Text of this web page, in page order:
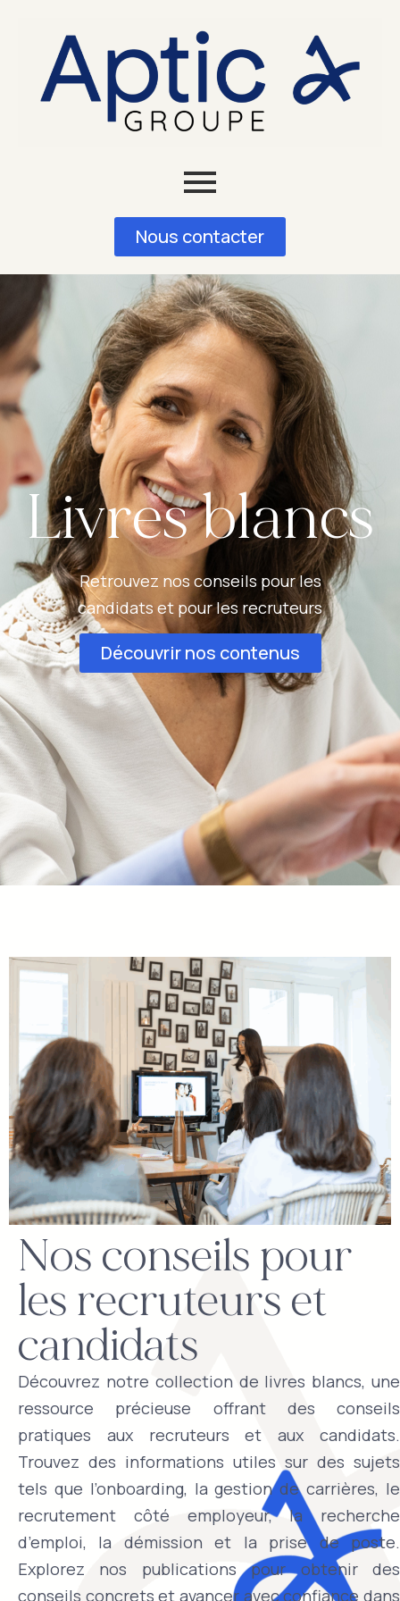
Nous contacter
Livres blancs
Retrouvez nos conseils pour les
candidats et pour les recruteurs
Découvrir nos contenus
Nos conseils pour
les recruteurs et
candidats
Découvrez notre collection de livres blancs, une
ressource précieuse offrant des conseils
pratiques aux recruteurs et aux candidats.
Trouvez des informations utiles sur des sujets
tels que l’onboarding, la gestion de carrières, le
recrutement côté employeur, la recherche
d’emploi, la démission et la prise de poste.
Explorez nos publications pour obtenir des
conseils concrets et avancer avec confiance dans